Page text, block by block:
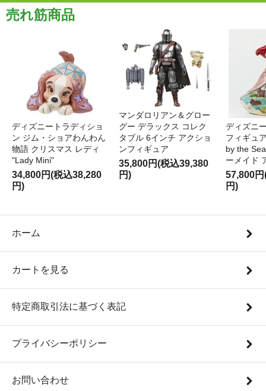
売れ筋商品
ディズニートラディショ
ン ジム・ショアわんわん
物語 クリスマス レディ
"Lady Mini"
34,800円(税込38,280
円)
マンダロリアン＆グロー
グー デラックス コレク
タブル 6インチ アクショ
ンフィギュア
35,800円(税込39,380
円)
ディズニ
フィギュ
by the
ーメイド
57,800
円)
ホーム
カートを見る
特定商取引法に基づく表記
プライバシーポリシー
お問い合わせ